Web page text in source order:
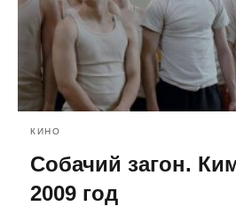
КИНО
Собачий загон.
2009 год